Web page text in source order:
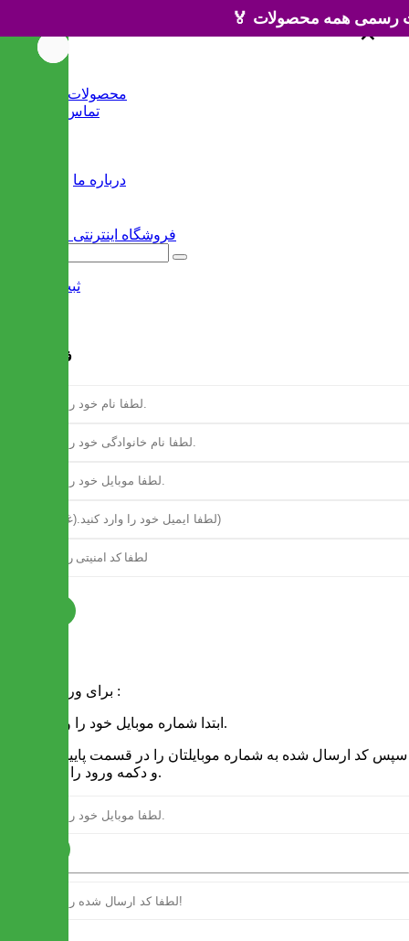
محصولات جدید
تماس با ما
درباره ما
ثبت نام
فرم ثبت نام
برای ورود به سایت :
1 - ابتدا شماره موبایل خود را وارد کنید.
و دکمه ورود را انتخاب کنید.
×
×